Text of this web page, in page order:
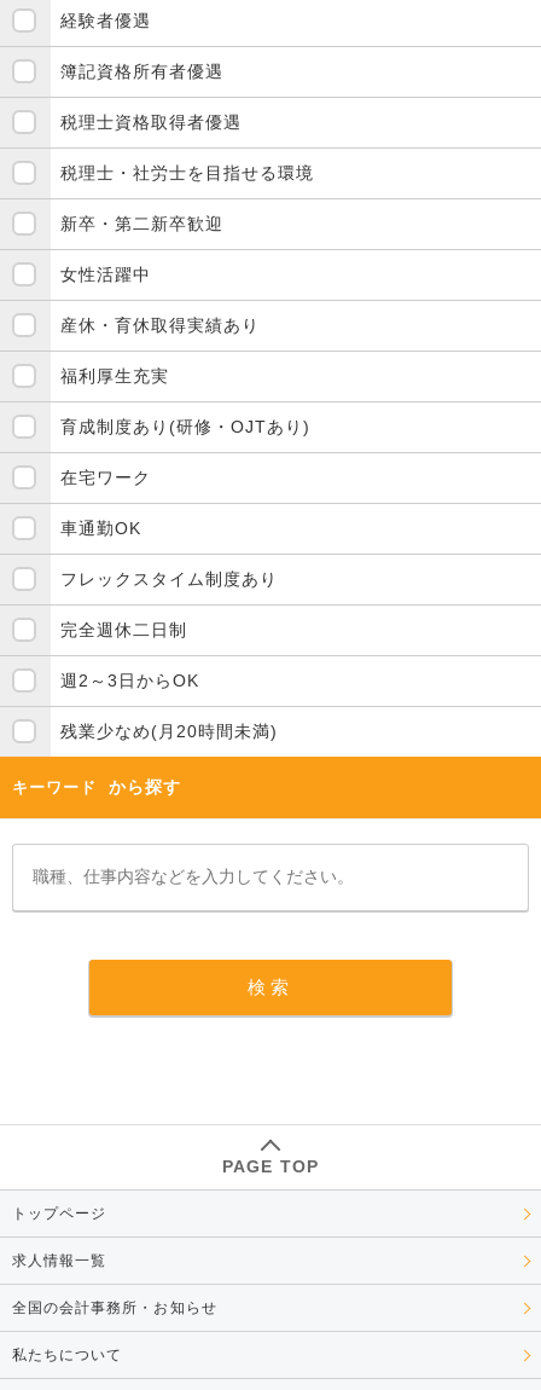
経験者優遇
簿記資格所有者優遇
税理士資格取得者優遇
税理士・社労士を目指せる環境
新卒・第二新卒歓迎
女性活躍中
産休・育休取得実績あり
福利厚生充実
育成制度あり(研修・OJTあり)
在宅ワーク
車通勤OK
フレックスタイム制度あり
完全週休二日制
週2～3日からOK
残業少なめ(月20時間未満)
キーワード から探す
PAGE TOP
トップページ
求人情報一覧
全国の会計事務所・お知らせ
私たちについて